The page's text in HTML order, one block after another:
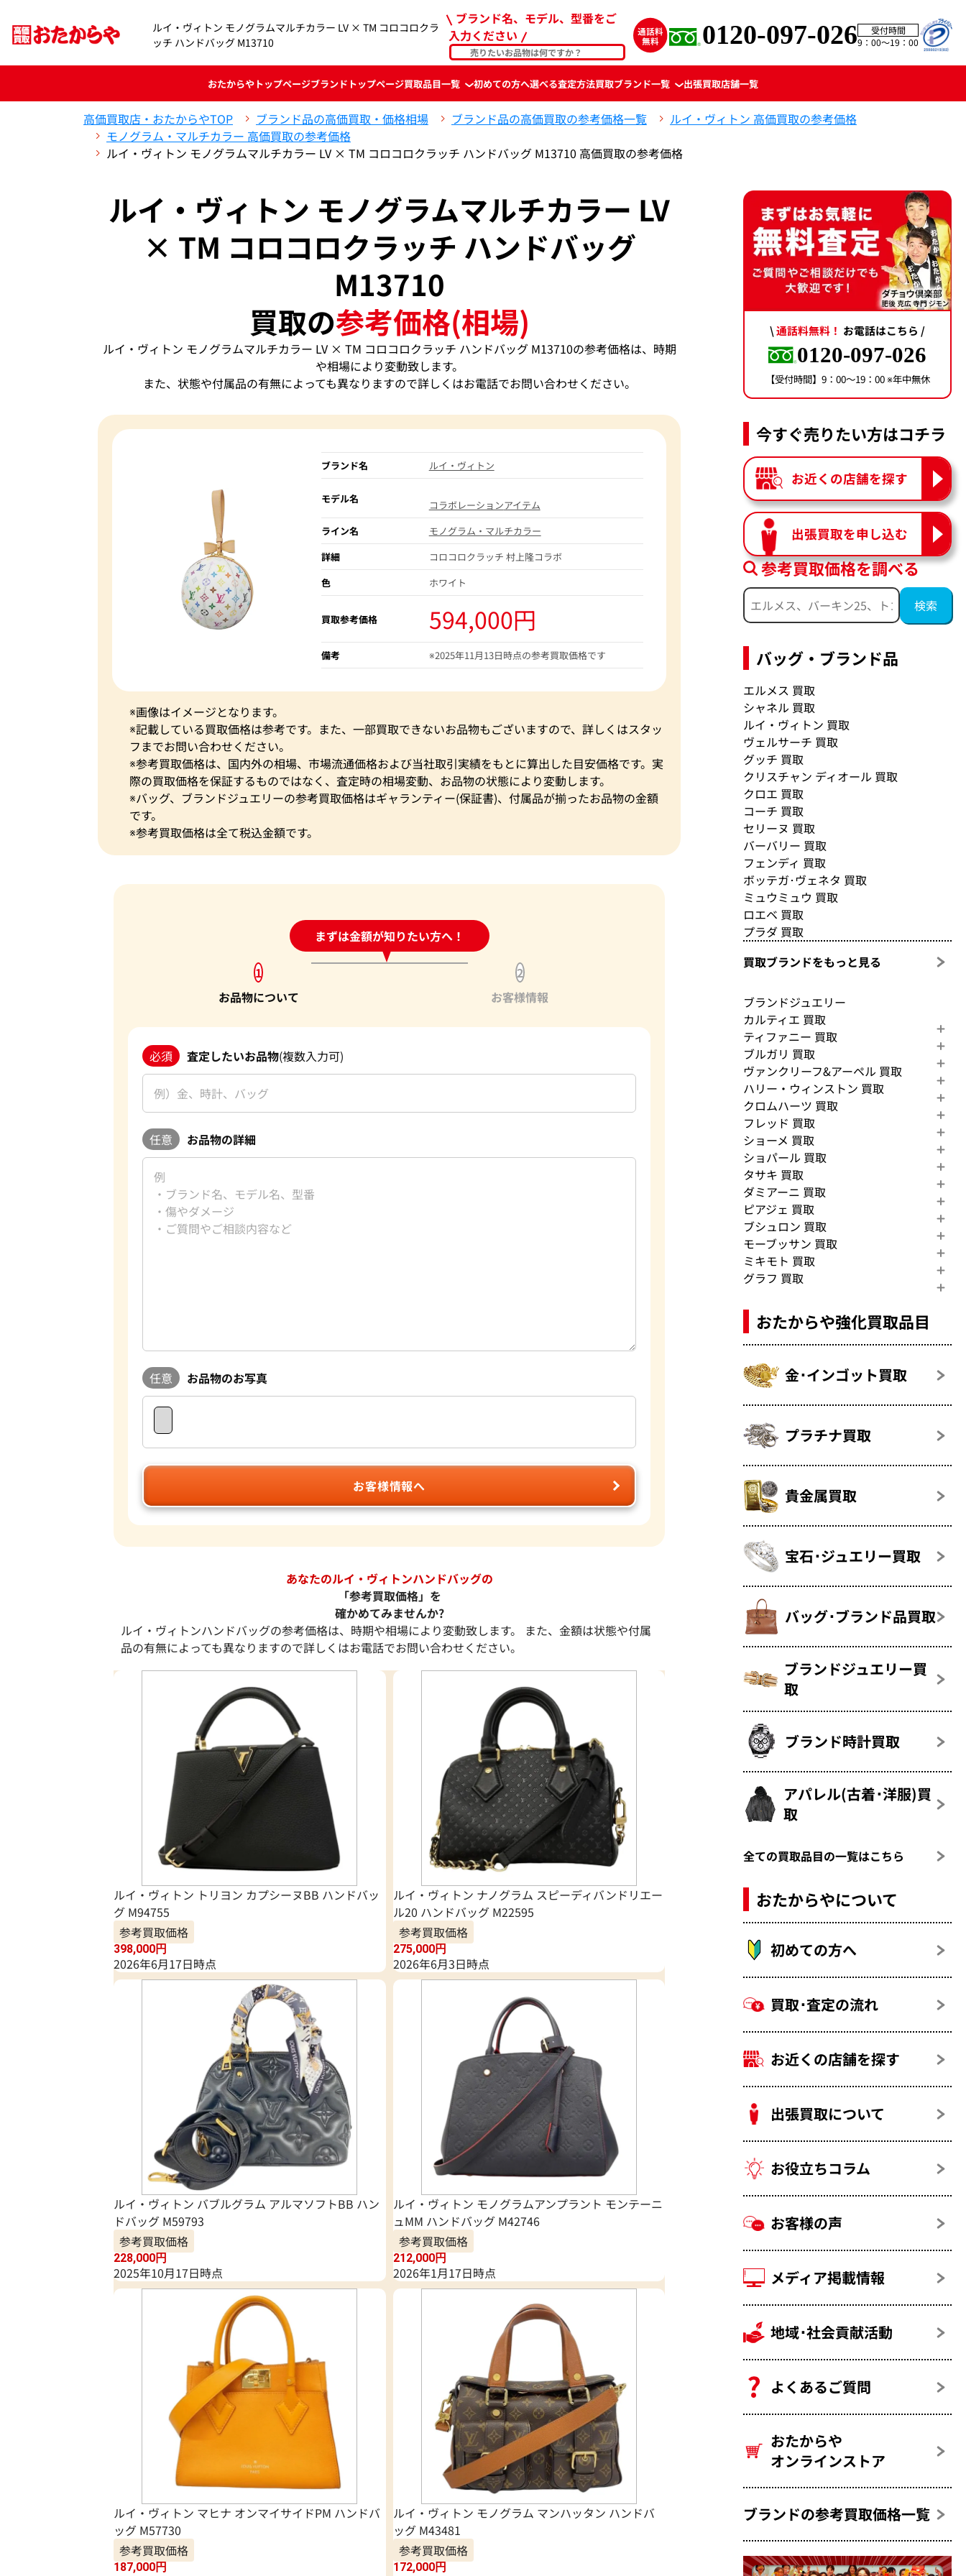
ルイ・ヴィトン モノグラムマルチカラー LV × TM コロコロクラ
ッチ ハンドバッグ M13710
ブランド名、モデル、型番をご
入力ください
0120-097-026
受付時間
9：00〜19：00
おたからやトップページブランド トップページ買取品目一覧 初めての方へ選べる査定方法買取ブランド一覧 出張買取店舗一覧
高価買取店・おたからやTOP ブランド品の高価買取・価格相場 ブランド品の高価買取の参考価格一覧
ルイ・ヴィトン 高価買取の参考価格
モノグラム・マルチカラー 高価買取の参考価格
ルイ・ヴィトン モノグラムマルチカラー LV × TM コロコロクラッチ ハンドバッグ M13710 高価買取の参考価格
ルイ・ヴィトン モノグラムマルチカラー LV
× TM コロコロクラッチ ハンドバッグ
M13710
買取の参考価格(相場)
ルイ・ヴィトン モノグラムマルチカラー LV × TM コロコロクラッチ ハンドバッグ M13710の参考価格は、時期
や相場により変動致します。
また、状態や付属品の有無によっても異なりますので詳しくはお電話でお問い合わせください。
ブランド名 ルイ・ヴィトン
モデル名 コラボレーションアイテム
ライン名
モノグラム・マルチカラー
詳細
コロコロクラッチ 村上隆コラボ
色
ホワイト
買取参考価格 594,000円
備考 ※2025年11月13日時点の参考買取価格です
※画像はイメージとなります。
※記載している買取価格は参考です。また、一部買取できないお品物もございますので、詳しくはスタッ
フまでお問い合わせください。
※参考買取価格は、国内外の相場、市場流通価格および当社取引実績をもとに算出した目安価格です。実
際の買取価格を保証するものではなく、査定時の相場変動、お品物の状態により変動します。
※バッグ、ブランドジュエリーの参考買取価格はギャランティー(保証書)、付属品が揃ったお品物の金額
です。
※参考買取価格は全て税込金額です。
まずは金額が知りたい方へ！
24時間受付中!問い合わせフォーム
1
お品物について
2
お客様情報
必須 査定したいお品物(複数入力可)
任意 お品物の詳細
任意 お品物のお写真
お客様情報へ
あなたのルイ・ヴィトンハンドバッグの
「参考買取価格」を
確かめてみませんか?
ルイ・ヴィトンハンドバッグの参考価格は、時期や相場により変動致します。 また、金額は状態や付属
品の有無によっても異なりますので詳しくはお電話でお問い合わせください。
ルイ・ヴィトン トリヨン カプシーヌBB ハンドバッ
グ M94755
参考買取価格
398,000円
2026年6月17日時点
ルイ・ヴィトン ナノグラム スピーディバンドリエー
ル20 ハンドバッグ M22595
参考買取価格
275,000円
2026年6月3日時点
ルイ・ヴィトン バブルグラム アルマソフトBB ハン
ドバッグ M59793
参考買取価格
228,000円
2025年10月17日時点
ルイ・ヴィトン モノグラムアンプラント モンテーニ
ュMM ハンドバッグ M42746
参考買取価格
212,000円
2026年1月17日時点
ルイ・ヴィトン マヒナ オンマイサイドPM ハンドバ
ッグ M57730
参考買取価格
187,000円
ルイ・ヴィトン モノグラム マンハッタン ハンドバ
ッグ M43481
参考買取価格
172,000円
\通話料無料！ お電話はこちら /
0120-097-026
【受付時間】9：00〜19：00 ※年中無休
今すぐ売りたい方はコチラ
お近くの店舗を探す
出張買取を申し込む
参考買取価格を調べる
バッグ・ブランド品
エルメス 買取
シャネル 買取
ルイ・ヴィトン 買取
ヴェルサーチ 買取
グッチ 買取
クリスチャン ディオール 買取
クロエ 買取
コーチ 買取
セリーヌ 買取
バーバリー 買取
フェンディ 買取
ボッテガ･ヴェネタ 買取
ミュウミュウ 買取
ロエベ 買取
プラダ 買取
買取ブランドをもっと見る
ブランドジュエリー
カルティエ 買取
ティファニー 買取
ブルガリ 買取
ヴァンクリーフ&アーペル 買取
ハリー・ウィンストン 買取
クロムハーツ 買取
フレッド 買取
ショーメ 買取
ショパール 買取
タサキ 買取
ダミアーニ 買取
ピアジェ 買取
ブシュロン 買取
モーブッサン 買取
ミキモト 買取
グラフ 買取
おたからや強化買取品目
金･インゴット買取
プラチナ買取
貴金属買取
宝石･ジュエリー買取
バッグ･ブランド品買取
ブランドジュエリー買
取
ブランド時計買取
アパレル(古着･洋服)買
取
全ての買取品目の一覧はこちら
おたからやについて
初めての方へ
買取･査定の流れ
お近くの店舗を探す
出張買取について
お役立ちコラム
お客様の声
メディア掲載情報
地域･社会貢献活動
よくあるご質問
おたからや
オンラインストア
ブランドの参考買取価格一覧